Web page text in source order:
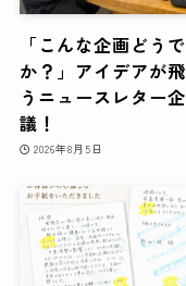
「こんな企画どう
か？」アイデアが
うニュースレター
議！
2026年8月5日